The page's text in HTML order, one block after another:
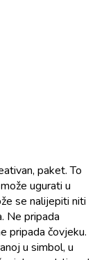
paket. To
ugurati u
se nalijepiti niti
Ne pripada
pripada čovjeku.
u simbol, u